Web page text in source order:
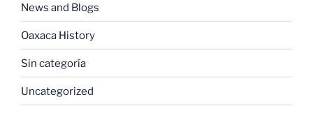
News and Blogs
Oaxaca History
Sin categoría
Uncategorized